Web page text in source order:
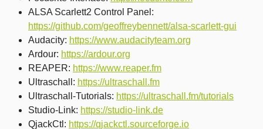
ALSA Scarlett2 Control Panel:
https://github.com/geoffreybennett/alsa-scarlett-gui
Audacity: https://www.audacityteam.org
Ardour: https://ardour.org
REAPER: https://www.reaper.fm
Ultraschall: https://ultraschall.fm
Ultraschall-Tutorials: https://ultraschall.fm/tutorials
Studio-Link: https://studio-link.de
QjackCtl: https://qjackctl.sourceforge.io